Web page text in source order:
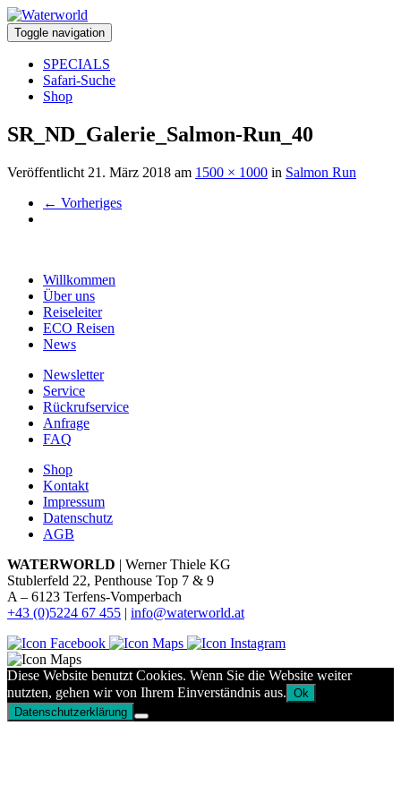
Toggle navigation
SPECIALS
Safari-Suche
Shop
SR_ND_Galerie_Salmon-Run_40
Veröffentlicht 21. März 2018 am 1500 × 1000 in Salmon Run
← Vorheriges
Willkommen
Über uns
Reiseleiter
ECO Reisen
News
Newsletter
Service
Rückrufservice
Anfrage
FAQ
Shop
Kontakt
Impressum
Datenschutz
AGB
WATERWORLD | Werner Thiele KG
Stublerfeld 22, Penthouse Top 7 & 9
A – 6123 Terfens-Vomperbach
+43 (0)5224 67 455 | info@waterworld.at
Diese Website benutzt Cookies. Wenn Sie die Website weiter
nutzten, gehen wir von Ihrem Einverständnis aus. Ok
Datenschutzerklärung